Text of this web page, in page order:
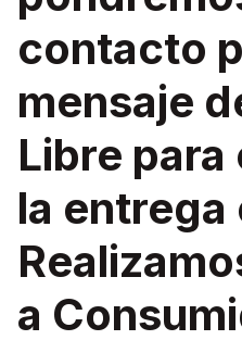
contacto
mensaje
Libre
la entrega
a